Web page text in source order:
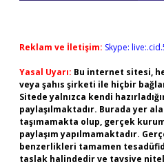
Reklam ve İletişim: Skype:
Yasal Uyarı: Bu internet sitesi,
veya şahıs şirketi ile hiçbir
Sitede yalnızca kendi
paylaşılmaktadır. Burada yer
taşımamakta olup, gerçek
paylaşım yapılmamaktadır.
benzerlikleri tamamen
taslak halindedir ve tavsiye